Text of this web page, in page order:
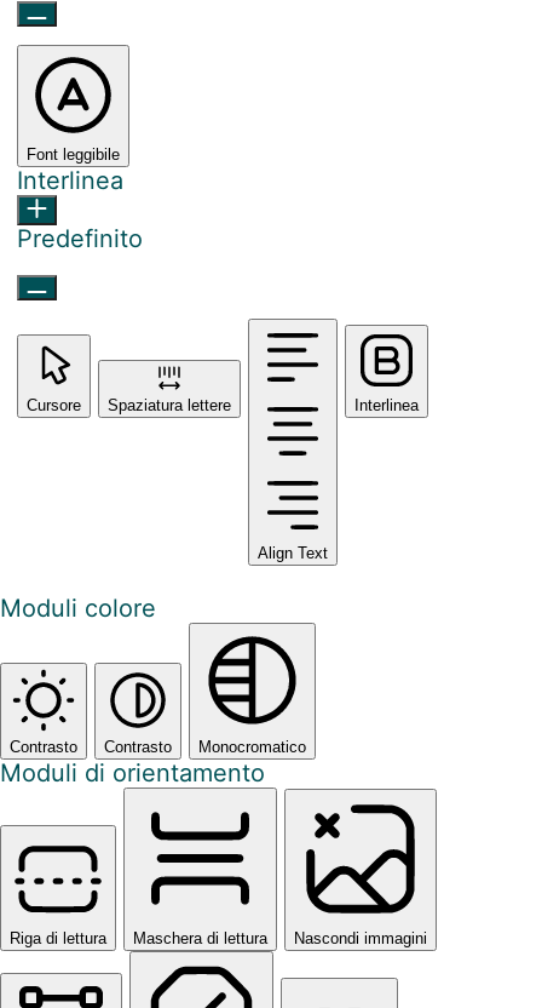
Font leggibile
Interlinea
Predefinito
Cursore Spaziatura lettere
Align Text
Interlinea
Moduli colore
Contrasto Contrasto Monocromatico
Moduli di orientamento
Riga di lettura Maschera di lettura Nascondi immagini